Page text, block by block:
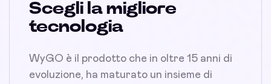
Scegli la migliore
tecnologia
WyGO è il prodotto che in oltre 15 anni di
evoluzione, ha maturato un insieme di